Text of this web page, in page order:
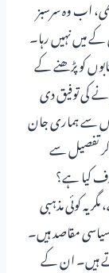
اب وہ سرسبز
میں نہیں رہا۔
کو پڑھنے کے
کی توفیق دی
سے ہماری جان
تفصیل سے
کیا ہے؟
یہ کوئی مذہبی
مقاصد ہیں۔
ہیں۔ ان کے